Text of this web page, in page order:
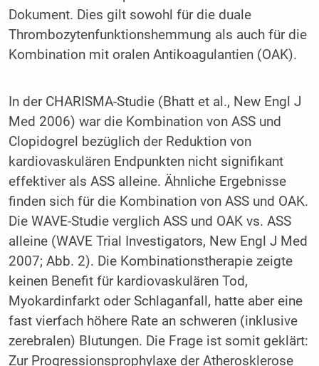
Dokument. Dies gilt sowohl für die duale
Thrombozytenfunktionshemmung als auch für die
Kombination mit oralen Antikoagulantien (OAK).
In der CHARISMA-Studie (Bhatt et al., New Engl J
Med 2006) war die Kombination von ASS und
Clopidogrel bezüglich der Reduktion von
kardiovaskulären Endpunkten nicht signifikant
effektiver als ASS alleine. Ähnliche Ergebnisse
finden sich für die Kombination von ASS und OAK.
Die WAVE-Studie verglich ASS und OAK vs. ASS
alleine (WAVE Trial Investigators, New Engl J Med
2007; Abb. 2). Die Kombinationstherapie zeigte
keinen Benefit für kardiovaskulären Tod,
Myokardinfarkt oder Schlaganfall, hatte aber eine
fast vierfach höhere Rate an schweren (inklusive
zerebralen) Blutungen. Die Frage ist somit geklärt:
Zur Progressionsprophylaxe der Atherosklerose